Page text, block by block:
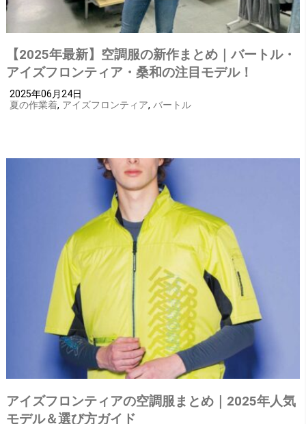
【2025年最新】空調服の新作まとめ｜バートル・
アイズフロンティア・桑和の注目モデル！
2025年06月24日
夏の作業着, アイズフロンティア, バートル
アイズフロンティアの空調服まとめ｜2025年人気
モデル＆選び方ガイド